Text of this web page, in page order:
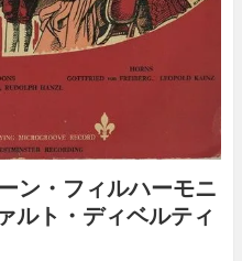
ン・フィルハーモニ
ルト・ディベルティ